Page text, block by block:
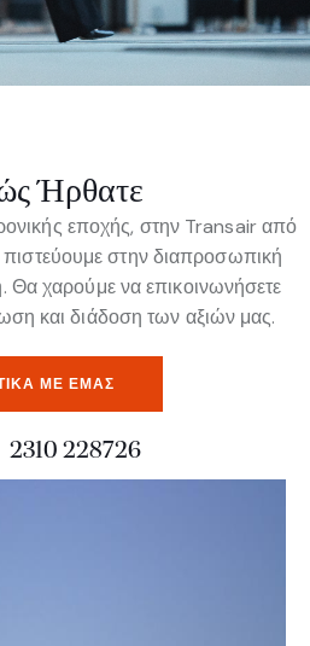
Ήρθατε
εποχής, στην Transair από
στην διαπροσωπική
Θα χαρούμε να επικοινωνήσετε
και διάδοση των αξιών μας.
ΜΕ ΕΜΆΣ
2310 228726